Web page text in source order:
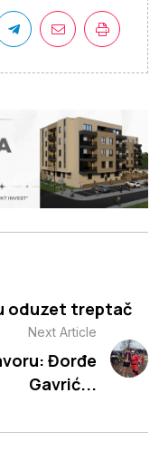
oduzet treptač
Next Article
Đorđe
Gavrić...